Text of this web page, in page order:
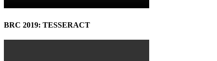
BRC 2019: TESSERACT